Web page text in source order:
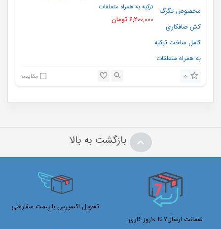
ترکیه به همراه متعلقات
6,200,000تومان
0 مقایسه
بازگشت به بالا
ضمانت ارسال7 تا 10روز کاری
تحویل اکسپرس با پست سفارشی